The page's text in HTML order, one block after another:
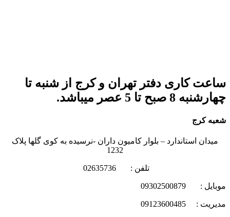
ساعت کاری دفتر تهران و کرج از شنبه تا
چهارشنبه 8 صبح تا 5 عصر میباشد.
شعبه کرج
میدان استاندارد – بلوار کامیون داران -نرسیده به کوی گلها پلاک
1232
تلفن : 02635736
موبایل : 09302500879
مدیریت : 09123600485